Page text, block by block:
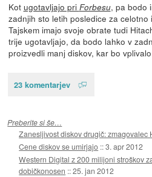
Kot ugotavljajo pri Forbesu, pa bodo
zadnjih sto letih posledice za
Tajskem imajo svoje obrate tudi
trije ugotavljajo, da bodo lahko v
proizvedli manj diskov, kar bo
23 komentarjev
Preberite si še…
Zanesljivost diskov drugič: zmagovalec
Cene diskov se umirjajo ::3. apr 2012
Western Digital z 200 milijoni stroškov
dobičkonosen ::25. jan 2012